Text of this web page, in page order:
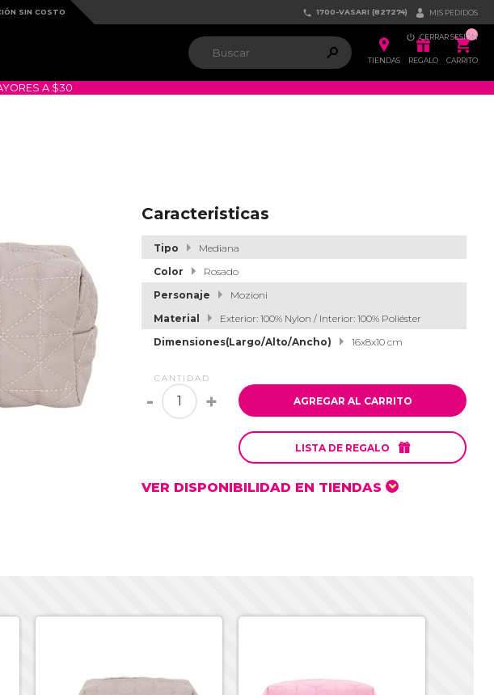
SIN COSTO  1700-VASARI (827274)  MIS PEDIDOS
 CERRAR SESIÓN
 
TIENDAS

REGALO
ຐ
CARRITO
A $30
Caracteristicas
Tipo
Mediana
Color
Rosado
Personaje
Mozioni
Material
Exterior: 100% Nylon / Interior: 100% Poliéster
Dimensiones(Largo/Alto/Ancho)
16x8x10 cm
CANTIDAD
- + AGREGAR AL CARRITO
LISTA DE REGALO 
VER DISPONIBILIDAD EN TIENDAS